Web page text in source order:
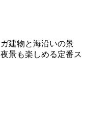
建物と海沿いの景
景も楽しめる定番ス